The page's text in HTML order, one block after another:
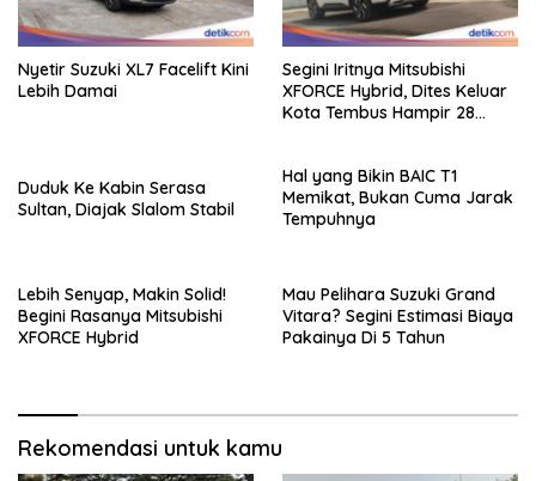
Nyetir Suzuki XL7 Facelift Kini
Lebih Damai
Segini Iritnya Mitsubishi
XFORCE Hybrid, Dites Keluar
Kota Tembus Hampir 28
Duduk Ke Kabin Serasa
Sultan, Diajak Slalom Stabil
Hal yang Bikin BAIC T1
Memikat, Bukan Cuma Jarak
Tempuhnya
Lebih Senyap, Makin Solid!
Begini Rasanya Mitsubishi
XFORCE Hybrid
Mau Pelihara Suzuki Grand
Vitara? Segini Estimasi Biaya
Pakainya Di 5 Tahun
Rekomendasi untuk kamu